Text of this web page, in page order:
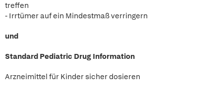
treffen
- Irrtümer auf ein Mindestmaß verringern
und
Standard Pediatric Drug Information
Arzneimittel für Kinder sicher dosieren